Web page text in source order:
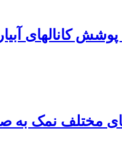
کانالهای